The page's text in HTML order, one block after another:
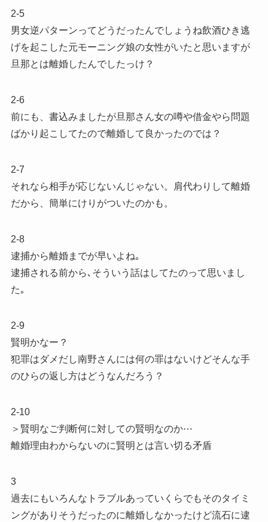
2-5
男女逆パターンってどうだったんでしょうね飲酒ひき逃
げを起こした元モーニング娘の女性がいたと思いますが
旦那とは離婚したんでしたっけ？
2-6
前にも、書込みましたが旦那さん女の噂や借金やら問題
ばかり起こしてたので離婚して良かったのでは？
2-7
それなら相手が応じないんじゃない。肩代わりして離婚
だから、簡単にけりがついたのかも。
2-8
逮捕から離婚までが早いよね｡
逮捕される前から､そういう話はしてたのって思いまし
た｡
2-9
賢明かなー？
犯罪はダメだし南野さんには何の罪はないけどそんな手
のひらの返し方はどうなんだろう？
2-10
＞賢明なご判断何に対しての賢明なのか⋯
離婚理由わからないのに賢明とは言い切る矛盾
3
過去にもいろんなトラブルあっていくらでもそのタイミ
ングがありそうだったのに離婚しなかったけど流石に逮